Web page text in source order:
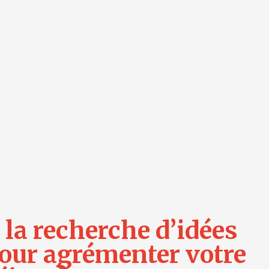
la recherche d’idées
agrémenter votre